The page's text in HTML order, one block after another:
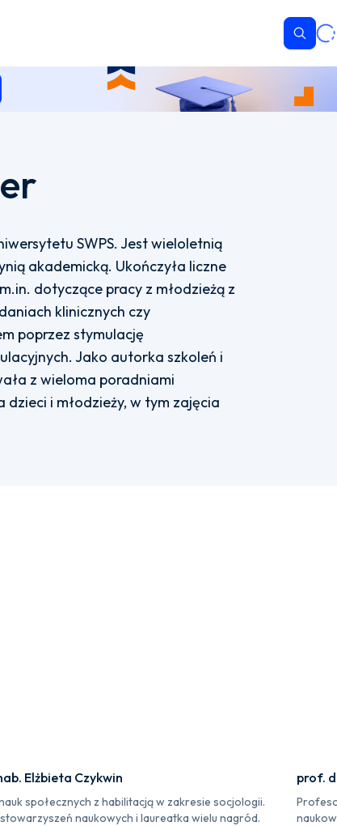
SWPS. Jest wieloletnią
akademicką. Ukończyła liczne
dotyczące pracy z młodzieżą z
klinicznych czy
poprzez stymulację
Jako autorka szkoleń i
z wieloma poradniami
i młodzieży, w tym zajęcia
Elżbieta Czykwin
społecznych z habilitacją w zakresie socjologii.
naukowych i laureatka wielu nagród.
prof.